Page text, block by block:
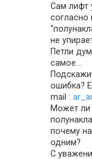
Сам лифт
согласно
не
Петли
самое…
ошибка?
mail :
Может ли
почему
одним?
С